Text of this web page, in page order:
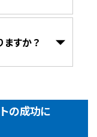
すか？
の成功に